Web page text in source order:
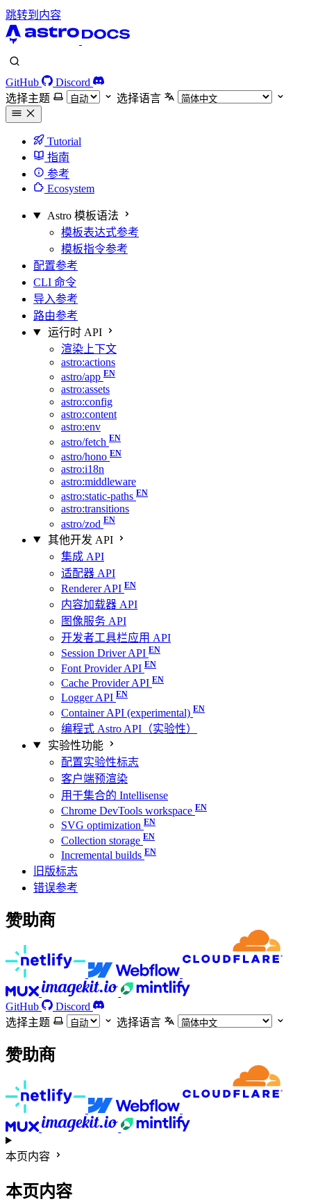
跳转到内容
GitHub
Discord
选择主题
选择语言
Tutorial
指南
参考
Ecosystem
Astro 模板语法
模板表达式参考
模板指令参考
配置参考
CLI 命令
导入参考
路由参考
运行时 API
渲染上下文
astro:actions
astro/app
astro:assets
astro:config
astro:content
astro:env
astro/fetch
astro/hono
astro:i18n
astro:middleware
astro:static-paths
astro:transitions
astro/zod
其他开发 API
集成 API
适配器 API
Renderer API
内容加载器 API
图像服务 API
开发者工具栏应用 API
Session Driver API
Font Provider API
Cache Provider API
Logger API
Container API (experimental)
编程式 Astro API（实验性）
实验性功能
配置实验性标志
客户端预渲染
用于集合的 Intellisense
Chrome DevTools workspace
SVG optimization
Collection storage
Incremental builds
旧版标志
错误参考
赞助商
GitHub
Discord
选择主题
选择语言
赞助商
本页内容
本页内容